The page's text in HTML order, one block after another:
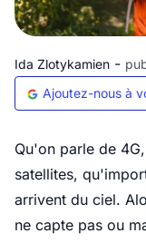
Ida Zlotykamien -
Ajoutez-nous à
Qu'on parle de
satellites,
arrivent du ciel.
ne capte pas ou